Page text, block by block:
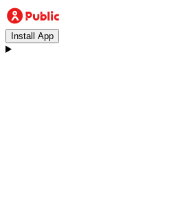
Install App